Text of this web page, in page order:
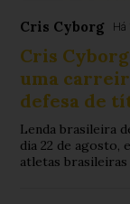
Cris Cyborg Há
Cris
uma
defesa de
Lenda brasileira
dia 22 de agosto,
atletas